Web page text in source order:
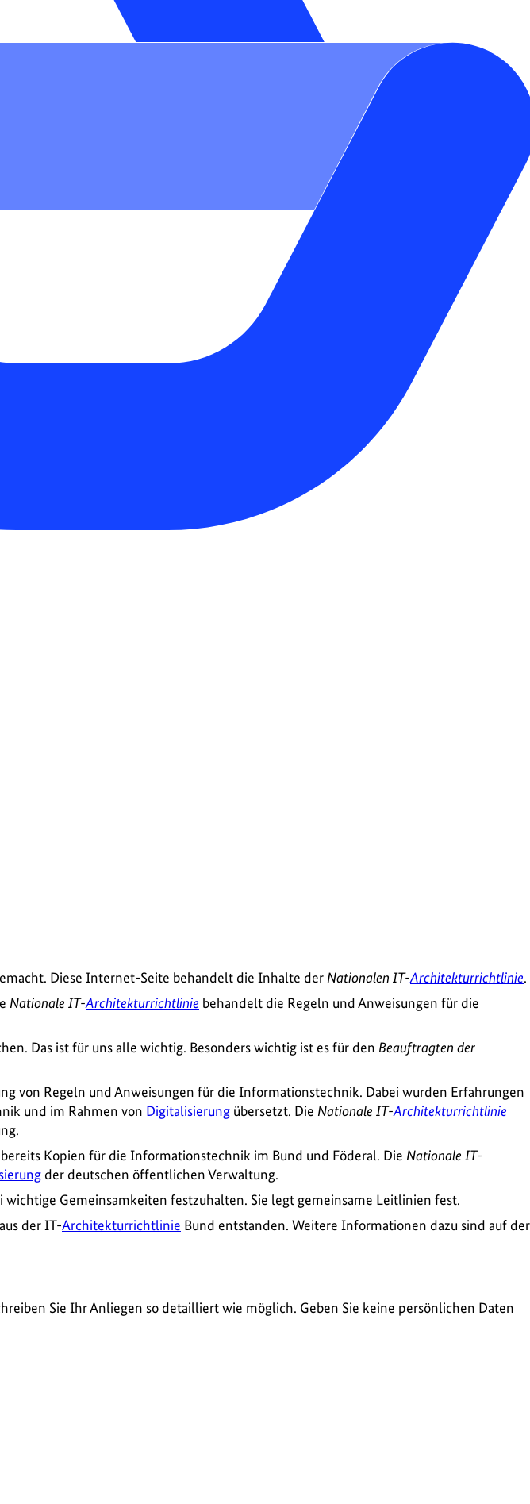
Diese Internet-Seite behandelt die Inhalte der Nationalen IT-Architekturrichtlinie.
Nationale IT-Architekturrichtlinie behandelt die Regeln und Anweisungen für die
Das ist für uns alle wichtig. Besonders wichtig ist es für den Beauftragten der
von Regeln und Anweisungen für die Informationstechnik. Dabei wurden Erfahrungen
und im Rahmen von Digitalisierung übersetzt. Die Nationale IT-Architekturrichtlinie
Kopien für die Informationstechnik im Bund und Föderal. Die Nationale IT-
der deutschen öffentlichen Verwaltung.
wichtige Gemeinsamkeiten festzuhalten. Sie legt gemeinsame Leitlinien fest.
der IT-Architekturrichtlinie Bund entstanden. Weitere Informationen dazu sind auf der
Sie Ihr Anliegen so detailliert wie möglich. Geben Sie keine persönlichen Daten